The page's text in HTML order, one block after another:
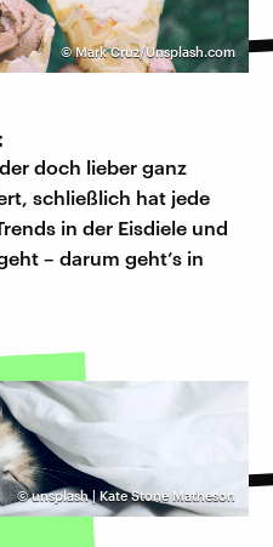
©Mark Cruz/Unsplash.com
doch lieber ganz
schließlich hat jede
in der Eisdiele und
– darum geht’s in
©unsplash | Kate Stone Matheson